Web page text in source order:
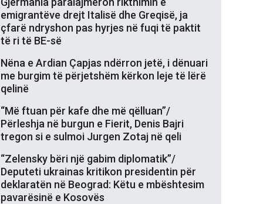
emigrantëve drejt Italisë dhe Greqisë, ja
çfarë ndryshon pas hyrjes në fuqi të paktit
të ri të BE-së
Nëna e Ardian Çapjas ndërron jetë, i dënuari
me burgim të përjetshëm kërkon leje të lërë
qelinë
“Më ftuan për kafe dhe më qëlluan”/
Përleshja në burgun e Fierit, Denis Bajri
tregon si e sulmoi Jurgen Zotaj në qeli
“Zelensky bëri një gabim diplomatik”/
Deputeti ukrainas kritikon presidentin për
deklaratën në Beograd: Këtu e mbështesim
pavarësinë e Kosovës